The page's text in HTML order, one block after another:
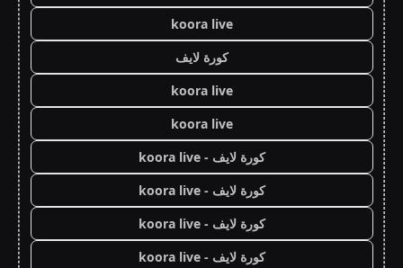
koora live
كورة لايف
koora live
koora live
كورة لايف - koora live
كورة لايف - koora live
كورة لايف - koora live
كورة لايف - koora live